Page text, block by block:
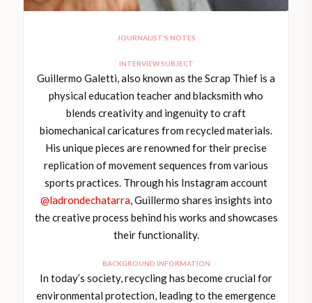
JOURNALIST’S NOTES
INTERVIEW SUBJECT
Guillermo Galetti, also known as the Scrap Thief is a
physical education teacher and blacksmith who
blends creativity and ingenuity to craft
biomechanical caricatures from recycled materials.
His unique pieces are renowned for their precise
replication of movement sequences from various
sports practices. Through his Instagram account
@ladrondechatarra, Guillermo shares insights into
the creative process behind his works and showcases
their functionality.
BACKGROUND INFORMATION
In today’s society, recycling has become crucial for
environmental protection, leading to the emergence